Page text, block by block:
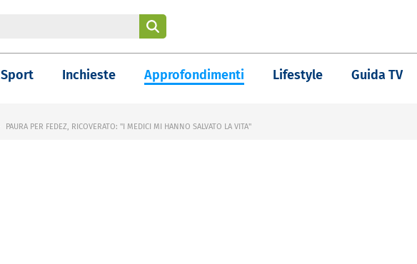
Sport Inchieste Approfondimenti Lifestyle Guida TV
PAURA PER FEDEZ, RICOVERATO: "I MEDICI MI HANNO SALVATO LA VITA"